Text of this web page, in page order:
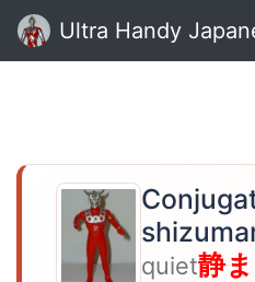
Ultra Handy
quiet静